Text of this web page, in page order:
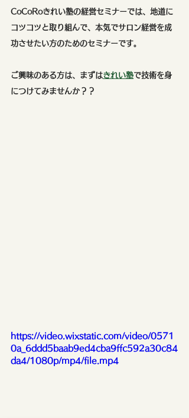
CoCoRoきれい塾の経営セミナーでは、地道に
コツコツと取り組んで、本気でサロン経営を成
功させたい方のためのセミナーです。
ご興味のある方は、まずはきれい塾で技術を身
につけてみませんか？？
https://video.wixstatic.com/video/0571
0a_6ddd5baab9ed4cba9ffc592a30c84
da4/1080p/mp4/file.mp4